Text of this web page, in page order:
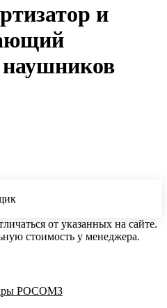
и
от указанных на сайте.
стоимость у менеджера.
РОСОМЗ